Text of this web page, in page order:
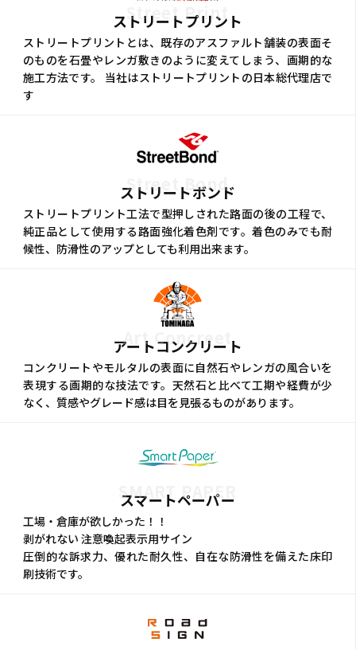
Street Print
ストリートプリント
ストリートプリントとは、既存のアスファルト舗装の表面そ
のものを石畳やレンガ敷きのように変えてしまう、画期的な
施工方法です。 当社はストリートプリントの日本総代理店で
す
Street Bond
ストリートボンド
ストリートプリント工法で型押しされた路面の後の工程で、
純正品として使用する路面強化着色剤です。着色のみでも耐
候性、防滑性のアップとしても利用出来ます。
Art Concreet
アートコンクリート
コンクリートやモルタルの表面に自然石やレンガの風合いを
表現する画期的な技法です。天然石と比べて工期や経費が少
なく、質感やグレード感は目を見張るものがあります。
SMART PAPER
スマートペーパー
工場・倉庫が欲しかった！！
剥がれない 注意喚起表示用サイン
圧倒的な訴求力、優れた耐久性、自在な防滑性を備えた床印
刷技術です。